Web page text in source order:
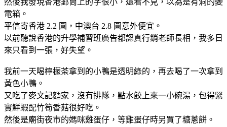
然後我發現香港郵筒上的字很小，遠看不見，以為是有洞的變
電箱。
平信寄香港 2.2 圓，中澳台 2.8 圓意外便宜。
以前聽說香港的升學補習班廣告都認真行銷老師長相，我多日
來只看到一張，好失望。
我前一天喝檸檬茶拿到的小鴨是透明綠的，再去喝了一次拿到
黃色小鴨。
又吃了麥文記麵家，沒有排隊，點水餃上來一小碗湯，包得緊
實鮮蝦配竹筍香菇很好吃。
然後是廟街夜市的媽咪雞蛋仔，等雞蛋仔時另買了糖蔥餅。